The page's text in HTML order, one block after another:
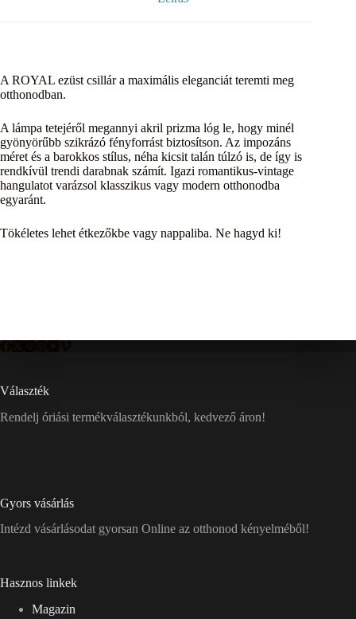
A ROYAL ezüst csillár a maximális eleganciát teremti meg
otthonodban.
A lámpa tetejéről megannyi akril prizma lóg le, hogy minél
gyönyörűbb szikrázó fényforrást biztosítson. Az impozáns
méret és a barokkos stílus, néha kicsit talán túlzó is, de így is
rendkívül trendi darabnak számít. Igazi romantikus-vintage
hangulatot varázsol klasszikus vagy modern otthonodba
egyaránt.
Tökéletes lehet étkezőkbe vagy nappaliba. Ne hagyd ki!
Választék
Rendelj óriási termékválasztékunkból, kedvező áron!
Gyors vásárlás
Intézd vásárlásodat gyorsan Online az otthonod kényelméből!
Hasznos linkek
Magazin